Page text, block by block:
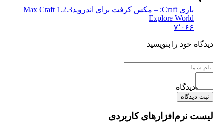
بازی Craft: – مکس کرفت برای اندروید
1.2.3 Max Craft
Explore World
۷٬۰۶۶
دیدگاه خود را بنویسید
دیدگاه
ثبت دیدگاه
لیست نرم‌افزارهای کاربردی